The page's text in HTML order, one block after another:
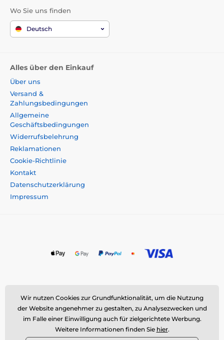
Wo Sie uns finden
Deutsch
Alles über den Einkauf
Über uns
Versand &
Zahlungsbedingungen
Allgemeine
Geschäftsbedingungen
Widerrufsbelehrung
Reklamationen
Cookie-Richtlinie
Kontakt
Datenschutzerklärung
Impressum
Momanio s.r.o., Okružní 361/14, 747 18 Píšť, Tschechische
Republik
E-Mail:info@momanio.de| Tel: +420 591 142 359
ID: 09604707 | VAT: CZ09604707
Wir nutzen Cookies zur Grundfunktionalität, um die Nutzung
der Website angenehmer zu gestalten, zu Analysezwecken und
im Falle einer Einwilligung auch für zielgerichtete Werbung.
Weitere Informationen finden Sie hier.